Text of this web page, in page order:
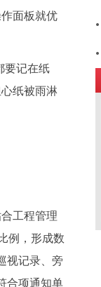
面板就优
要记在纸
纸被雨淋
工程管理
例，形成数
视记录、旁
合项通知单